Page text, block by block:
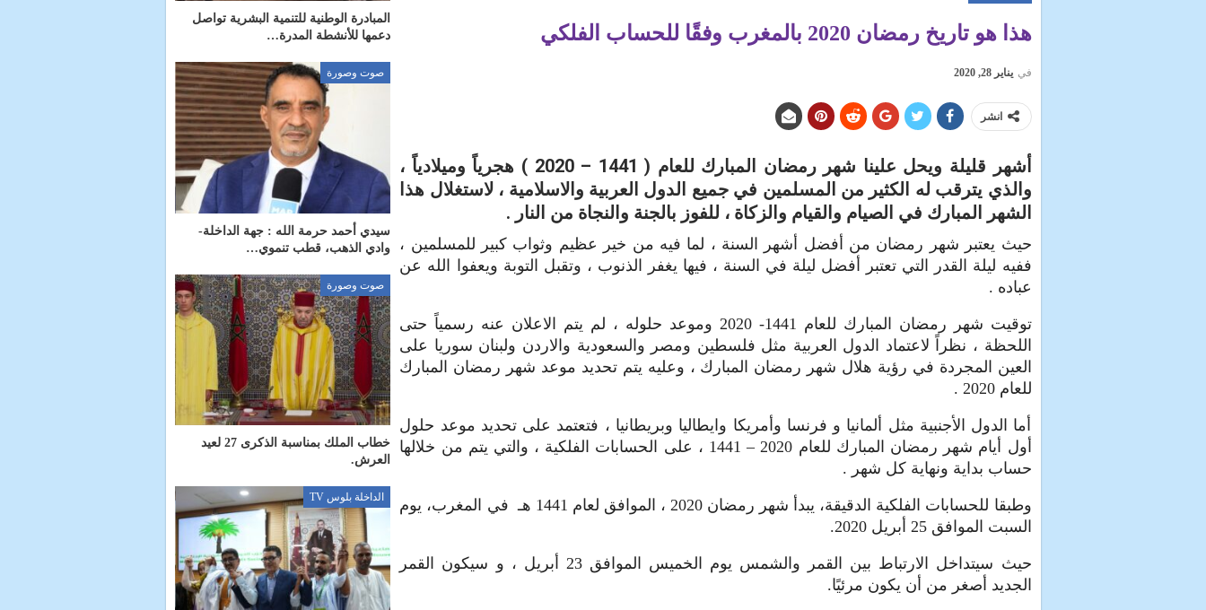
هذا هو تاريخ رمضان 2020 بالمغرب وفقًا للحساب الفلكي
في يناير 28, 2020
انشر
أشهر قليلة ويحل علينا شهر رمضان المبارك للعام ( 1441 – 2020 ) هجرياً وميلادياً ،
والذي يترقب له الكثير من المسلمين في جميع الدول العربية والاسلامية ، لاستغلال هذا
الشهر المبارك في الصيام والقيام والزكاة ، للفوز بالجنة والنجاة من النار .
حيث يعتبر شهر رمضان من أفضل أشهر السنة ، لما فيه من خير عظيم وثواب كبير للمسلمين ،
ففيه ليلة القدر التي تعتبر أفضل ليلة في السنة ، فيها يغفر الذنوب ، وتقبل التوبة ويعفوا الله عن
عباده .
توقيت شهر رمضان المبارك للعام 1441- 2020 وموعد حلوله ، لم يتم الاعلان عنه رسمياً حتى
اللحظة ، نظراً لاعتماد الدول العربية مثل فلسطين ومصر والسعودية والاردن ولبنان سوريا على
العين المجردة في رؤية هلال شهر رمضان المبارك ، وعليه يتم تحديد موعد شهر رمضان المبارك
للعام 2020 .
أما الدول الأجنبية مثل ألمانيا و فرنسا وأمريكا وايطاليا وبريطانيا ، فتعتمد على تحديد موعد حلول
أول أيام شهر رمضان المبارك للعام 2020 – 1441 ، على الحسابات الفلكية ، والتي يتم من خلالها
حساب بداية ونهاية كل شهر .
وطبقا للحسابات الفلكية الدقيقة، يبدأ شهر رمضان 2020 ، الموافق لعام 1441 هـ في المغرب، يوم
السبت الموافق 25 أبريل 2020.
حيث سيتداخل الارتباط بين القمر والشمس يوم الخميس الموافق 23 أبريل ، و سيكون القمر
الجديد أصغر من أن يكون مرئيًا.
المبادرة الوطنية للتنمية البشرية تواصل
دعمها للأنشطة المدرة…
صوت وصورة
سيدي أحمد حرمة الله : جهة الداخلة-
وادي الذهب، قطب تنموي…
صوت وصورة
خطاب الملك بمناسبة الذكرى 27 لعيد
العرش.
الداخلة بلوس TV